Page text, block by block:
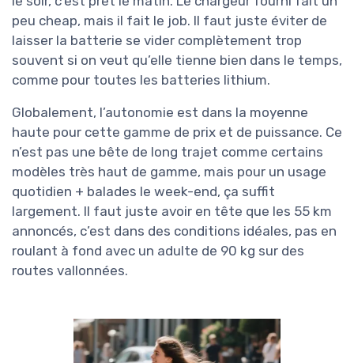
peu cheap, mais il fait le job. Il faut juste éviter de
laisser la batterie se vider complètement trop
souvent si on veut qu’elle tienne bien dans le temps,
comme pour toutes les batteries lithium.
Globalement, l’autonomie est dans la moyenne
haute pour cette gamme de prix et de puissance. Ce
n’est pas une bête de long trajet comme certains
modèles très haut de gamme, mais pour un usage
quotidien + balades le week-end, ça suffit
largement. Il faut juste avoir en tête que les 55 km
annoncés, c’est dans des conditions idéales, pas en
roulant à fond avec un adulte de 90 kg sur des
routes vallonnées.